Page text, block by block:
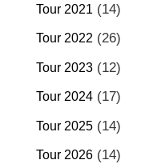
Tour 2021 (14)
Tour 2022(26)
Tour 2023(12)
Tour 2024(17)
Tour 2025(14)
Tour 2026(14)